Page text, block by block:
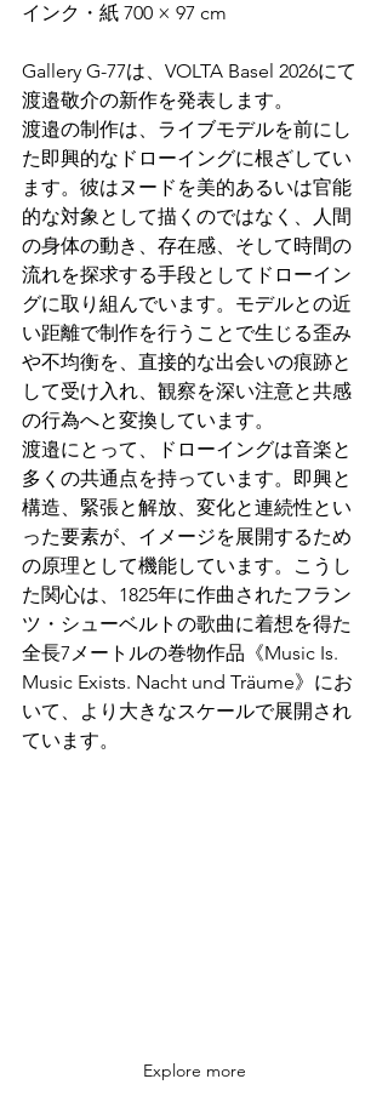
インク・紙 700 × 97 cm
Gallery G-77は、VOLTA Basel 2026にて
渡邉敬介の新作を発表します。
渡邉の制作は、ライブモデルを前にし
た即興的なドローイングに根ざしてい
ます。彼はヌードを美的あるいは官能
的な対象として描くのではなく、人間
の身体の動き、存在感、そして時間の
流れを探求する手段としてドローイン
グに取り組んでいます。モデルとの近
い距離で制作を行うことで生じる歪み
や不均衡を、直接的な出会いの痕跡と
して受け入れ、観察を深い注意と共感
の行為へと変換しています。
渡邉にとって、ドローイングは音楽と
多くの共通点を持っています。即興と
構造、緊張と解放、変化と連続性とい
った要素が、イメージを展開するため
の原理として機能しています。こうし
た関心は、1825年に作曲されたフラン
ツ・シューベルトの歌曲に着想を得た
全長7メートルの巻物作品《Music Is.
Music Exists. Nacht und Träume》にお
いて、より大きなスケールで展開され
ています。
Explore more